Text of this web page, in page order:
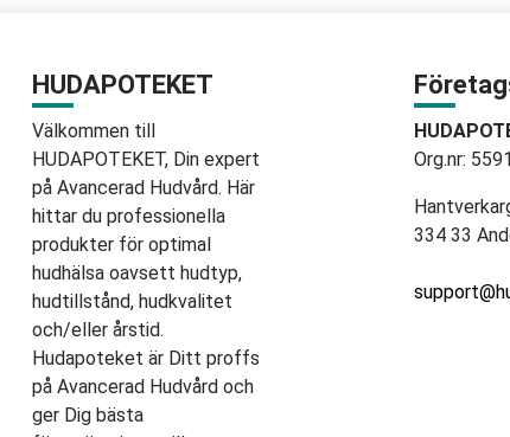
HUDAPOTEKET
Välkommen till
HUDAPOTEKET, Din expert
på Avancerad Hudvård. Här
hittar du professionella
produkter för optimal
hudhälsa oavsett hudtyp,
hudtillstånd, hudkvalitet
och/eller årstid.
Hudapoteket är Ditt proffs
på Avancerad Hudvård och
ger Dig bästa
Org.nr:
334 33